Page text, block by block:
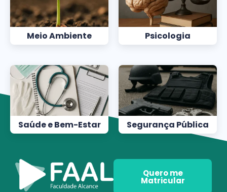
Meio Ambiente Psicologia
Saúde e Bem-Estar Segurança Pública
Quero me
Matricular